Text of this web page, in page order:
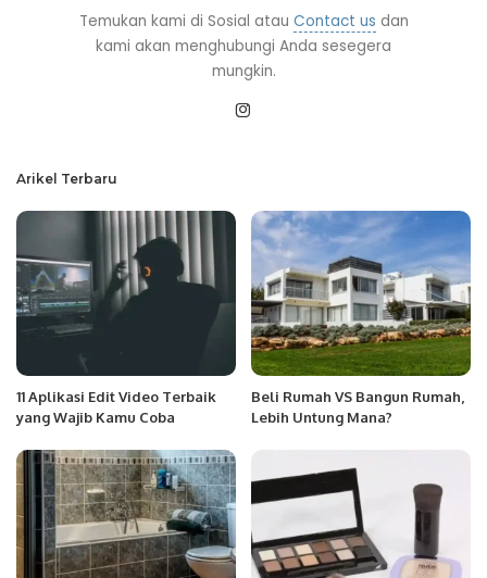
Temukan kami di Sosial atau Contact us dan
kami akan menghubungi Anda sesegera
mungkin.
Arikel Terbaru
11 Aplikasi Edit Video Terbaik
yang Wajib Kamu Coba
Beli Rumah VS Bangun Rumah,
Lebih Untung Mana?